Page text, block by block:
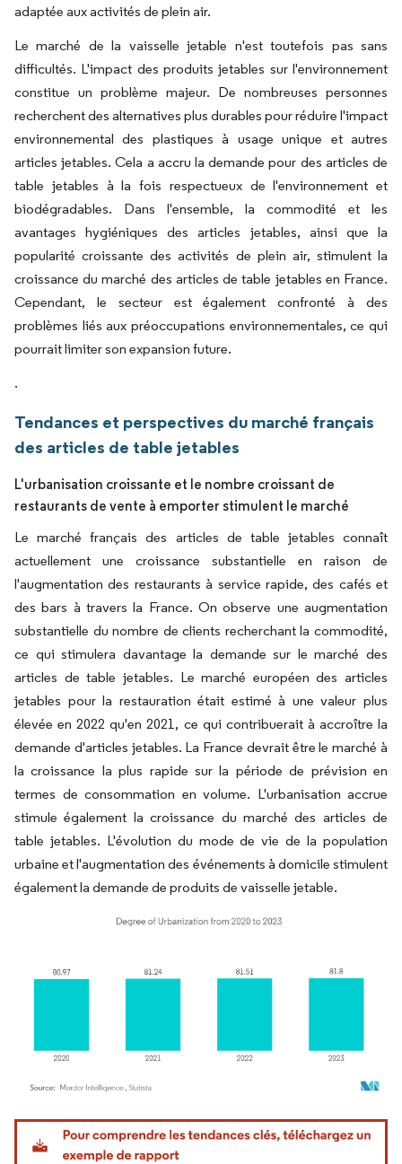
adaptée aux activités de plein air.
Le marché de la vaisselle jetable n'est toutefois pas sans
difficultés. L'impact des produits jetables sur l'environnement
constitue un problème majeur. De nombreuses personnes
recherchent des alternatives plus durables pour réduire l'impact
environnemental des plastiques à usage unique et autres
articles jetables. Cela a accru la demande pour des articles de
table jetables à la fois respectueux de l'environnement et
biodégradables. Dans l'ensemble, la commodité et les
avantages hygiéniques des articles jetables, ainsi que la
popularité croissante des activités de plein air, stimulent la
croissance du marché des articles de table jetables en France.
Cependant, le secteur est également confronté à des
problèmes liés aux préoccupations environnementales, ce qui
pourrait limiter son expansion future.
.
Tendances et perspectives du marché français
des articles de table jetables
L'urbanisation croissante et le nombre croissant de
restaurants de vente à emporter stimulent le marché
Le marché français des articles de table jetables connaît
actuellement une croissance substantielle en raison de
l'augmentation des restaurants à service rapide, des cafés et
des bars à travers la France. On observe une augmentation
substantielle du nombre de clients recherchant la commodité,
ce qui stimulera davantage la demande sur le marché des
articles de table jetables. Le marché européen des articles
jetables pour la restauration était estimé à une valeur plus
élevée en 2022 qu'en 2021, ce qui contribuerait à accroître la
demande d'articles jetables. La France devrait être le marché à
la croissance la plus rapide sur la période de prévision en
termes de consommation en volume. L'urbanisation accrue
stimule également la croissance du marché des articles de
table jetables. L'évolution du mode de vie de la population
urbaine et l'augmentation des événements à domicile stimulent
également la demande de produits de vaisselle jetable.
Image © Mordor Intelligence. La réutilisation nécessite une attribution sous CC BY